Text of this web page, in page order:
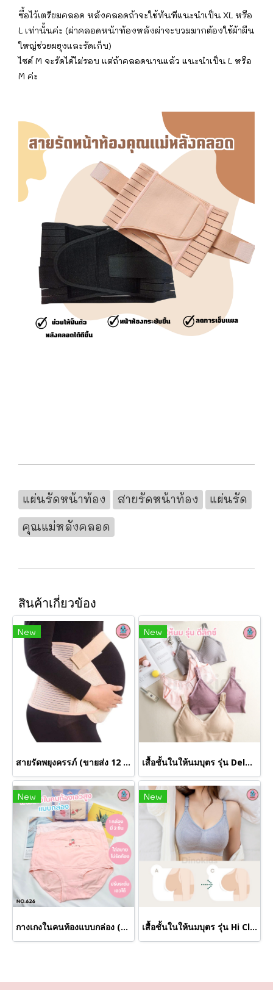
️ซื้อไว้เตรียมคลอด หลังคลอดถ้าจะใช้ทันทีแนะนำเป็น XL หรือ
L เท่านั้นค่ะ (ผ่าคลอดหน้าท้องหลังผ่าจะบวมมากต้องใช้ผ้าผืน
ใหญ่ช่วยผยุงและรัดเก็บ)
ไซด์ M จะรัดได้ไม่รอบ แต่ถ้าคลอดนานแล้ว แนะนำเป็น L หรือ
M ค่ะ️
แผ่นรัดหน้าท้อง สายรัดหน้าท้อง
แผ่นรัด
คุณแม่หลังคลอด
สินค้าเกี่ยวข้อง
New
สายรัดพยุงครรภ์ (ขายส่ง 12 ชิ้น)
New
เสื้อชั้นในให้นมบุตร รุ่น Deluxe AU16 (ขายส่งเริ่มต้น 12 ตัว)
New
กางเกงในคนท้องแบบกล่อง (ขายส่งเริ่มต้น 12 ตัว)
New
เสื้อชั้นในให้นมบุตร รุ่น Hi Class AU168 (ขายส่งเริ่มต้น 12 ตัว )